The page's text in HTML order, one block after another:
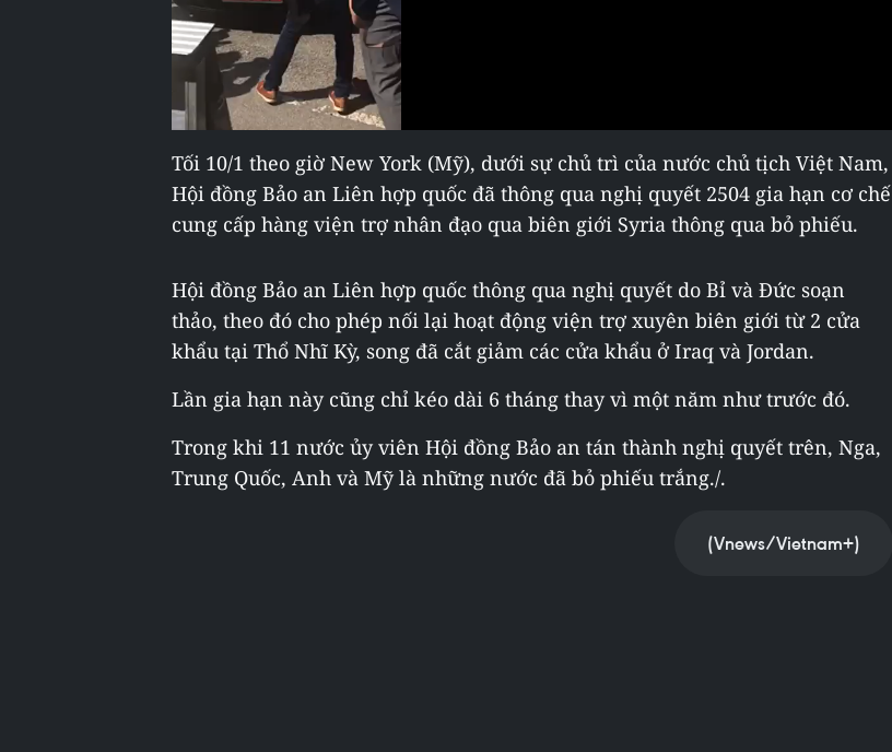
Tối 10/1 theo giờ New York (Mỹ), dưới sự chủ trì của nước chủ tịch Việt Nam,
Hội đồng Bảo an Liên hợp quốc đã thông qua nghị quyết 2504 gia hạn cơ chế
cung cấp hàng viện trợ nhân đạo qua biên giới Syria thông qua bỏ phiếu.
Hội đồng Bảo an Liên hợp quốc thông qua nghị quyết do Bỉ và Đức soạn
thảo, theo đó cho phép nối lại hoạt động viện trợ xuyên biên giới từ 2 cửa
khẩu tại Thổ Nhĩ Kỳ, song đã cắt giảm các cửa khẩu ở Iraq và Jordan.
Lần gia hạn này cũng chỉ kéo dài 6 tháng thay vì một năm như trước đó.
Trong khi 11 nước ủy viên Hội đồng Bảo an tán thành nghị quyết trên, Nga,
Trung Quốc, Anh và Mỹ là những nước đã bỏ phiếu trắng./.
(Vnews/Vietnam+)